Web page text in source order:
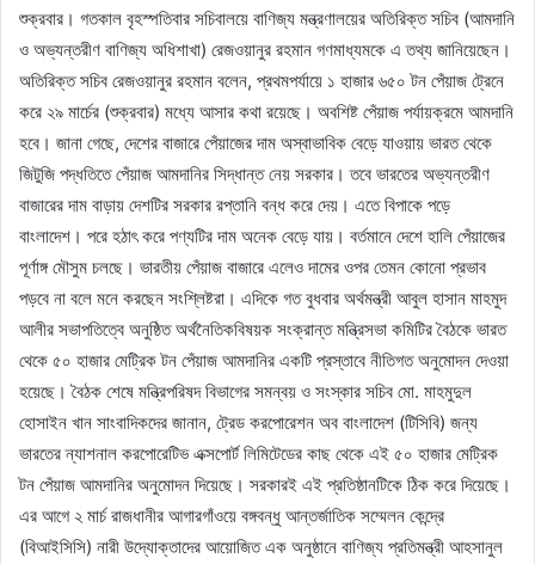
শুক্রবার। গতকাল বৃহস্পতিবার সচিবালয়ে বাণিজ্য মন্ত্রণালয়ের অতিরিক্ত সচিব (আমদানি
ও অভ্যন্তরীণ বাণিজ্য অধিশাখা) রেজওয়ানুর রহমান গণমাধ্যমকে এ তথ্য জানিয়েছেন।
অতিরিক্ত সচিব রেজওয়ানুর রহমান বলেন, প্রথমপর্যায়ে ১ হাজার ৬৫০ টন পেঁয়াজ ট্রেনে
করে ২৯ মার্চের (শুক্রবার) মধ্যে আসার কথা রয়েছে। অবশিষ্ট পেঁয়াজ পর্যায়ক্রমে আমদানি
হবে। জানা গেছে, দেশের বাজারে পেঁয়াজের দাম অস্বাভাবিক বেড়ে যাওয়ায় ভারত থেকে
জিটুজি পদ্ধতিতে পেঁয়াজ আমদানির সিদ্ধান্ত নেয় সরকার। তবে ভারতের অভ্যন্তরীণ
বাজারের দাম বাড়ায় দেশটির সরকার রপ্তানি বন্ধ করে দেয়। এতে বিপাকে পড়ে
বাংলাদেশ। পরে হঠাৎ করে পণ্যটির দাম অনেক বেড়ে যায়। বর্তমানে দেশে হালি পেঁয়াজের
পূর্ণাঙ্গ মৌসুম চলছে। ভারতীয় পেঁয়াজ বাজারে এলেও দামের ওপর তেমন কোনো প্রভাব
পড়বে না বলে মনে করছেন সংশ্লিষ্টরা। এদিকে গত বুধবার অর্থমন্ত্রী আবুল হাসান মাহমুদ
আলীর সভাপতিত্বে অনুষ্ঠিত অর্থনৈতিকবিষয়ক সংক্রান্ত মন্ত্রিসভা কমিটির বৈঠকে ভারত
থেকে ৫০ হাজার মেট্রিক টন পেঁয়াজ আমদানির একটি প্রস্তাবে নীতিগত অনুমোদন দেওয়া
হয়েছে। বৈঠক শেষে মন্ত্রিপরিষদ বিভাগের সমন্বয় ও সংস্কার সচিব মো. মাহমুদুল
হোসাইন খান সাংবাদিকদের জানান, ট্রেড করপোরেশন অব বাংলাদেশ (টিসিবি) জন্য
ভারতের ন্যাশনাল করপোরেটিভ এক্সপোর্ট লিমিটেডের কাছ থেকে এই ৫০ হাজার মেট্রিক
টন পেঁয়াজ আমদানির অনুমোদন দিয়েছে। সরকারই এই প্রতিষ্ঠানটিকে ঠিক করে দিয়েছে।
এর আগে ২ মার্চ রাজধানীর আগারগাঁওয়ে বঙ্গবন্ধু আন্তর্জাতিক সম্মেলন কেন্দ্রে
(বিআইসিসি) নারী উদ্যোক্তাদের আয়োজিত এক অনুষ্ঠানে বাণিজ্য প্রতিমন্ত্রী আহসানুল